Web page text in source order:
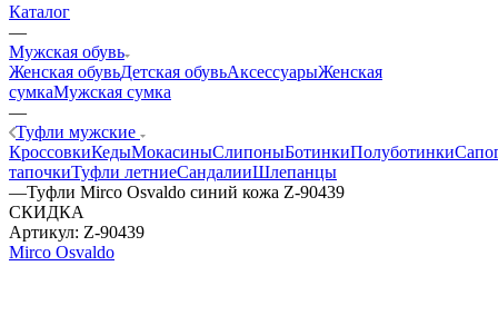
Каталог
—
Мужская обувь
Женская обувьДетская обувьАксессуарыЖенская
сумкаМужская сумка
—
Туфли мужские
КроссовкиКедыМокасиныСлипоныБотинкиПолуботинки
тапочкиТуфли летниеСандалииШлепанцы
—Туфли Mirco Osvaldo синий кожа Z-90439
СКИДКА
Артикул: Z-90439
Mirco Osvaldo